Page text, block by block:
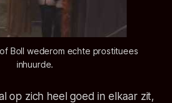
Boll wederom echte prostituees
inhuurde.
op zich heel goed in elkaar zit,